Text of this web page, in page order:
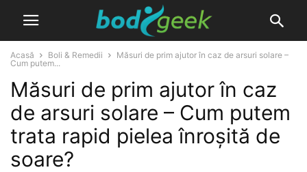
Acasă Boli & Remedii
Măsuri de prim ajutor în caz de arsuri solare –
Cum putem...
Măsuri de prim ajutor în caz
de arsuri solare – Cum putem
trata rapid pielea înroșită de
soare?